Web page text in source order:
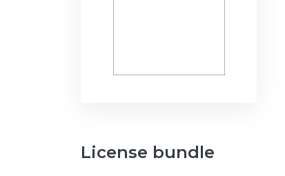
License bundle